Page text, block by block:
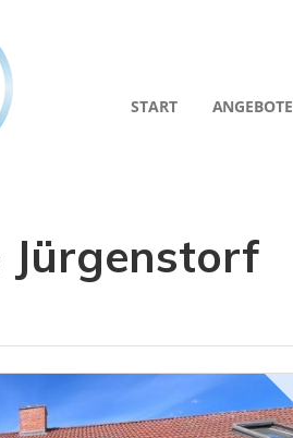
START ANGEBOTE
Jürgenstorf